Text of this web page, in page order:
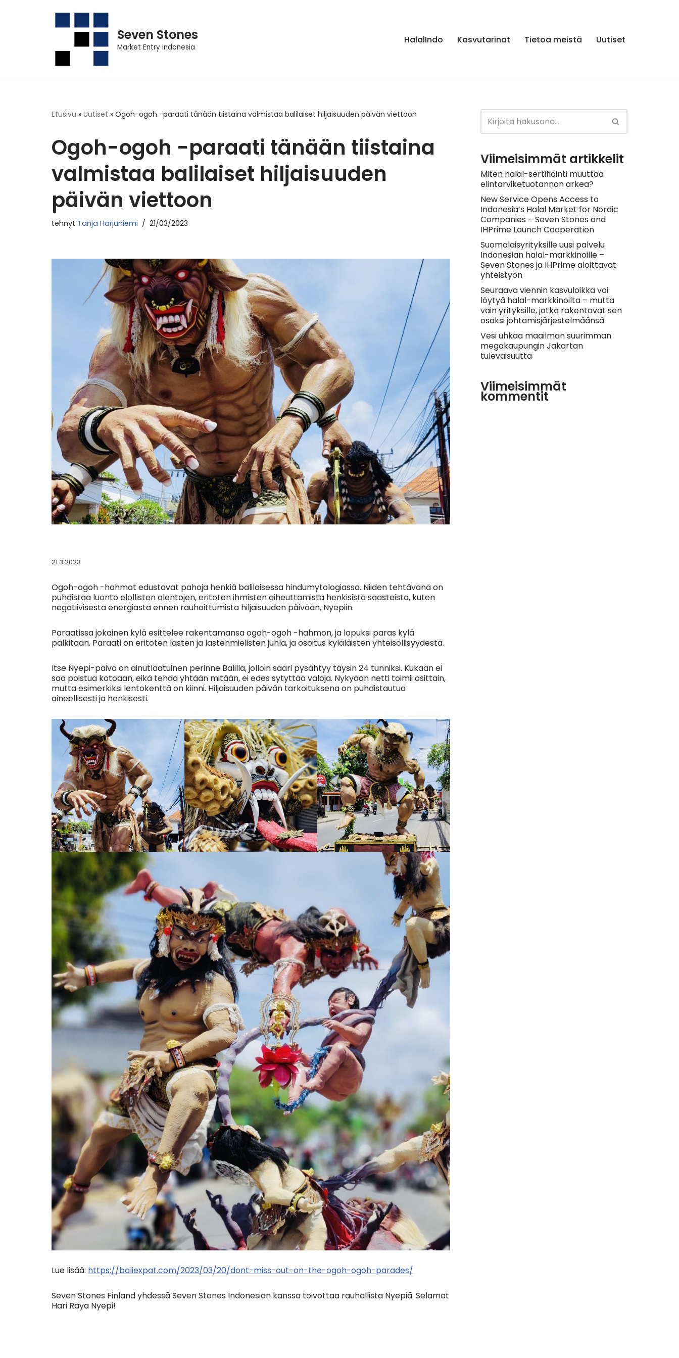
Seven Stones
Market Entry Indonesia
HalalIndo Kasvutarinat Tietoa meistä Uutiset
Etusivu » Uutiset » Ogoh-ogoh -paraati tänään tiistaina valmistaa balilaiset hiljaisuuden päivän viettoon
Ogoh-ogoh -paraati tänään tiistaina
valmistaa balilaiset hiljaisuuden
päivän viettoon
tehnyt Tanja Harjuniemi 21/03/2023
21.3.2023
Ogoh-ogoh -hahmot edustavat pahoja henkiä balilaisessa hindumytologiassa. Niiden tehtävänä on
puhdistaa luonto elollisten olentojen, eritoten ihmisten aiheuttamista henkisistä saasteista, kuten
negatiivisesta energiasta ennen rauhoittumista hiljaisuuden päivään, Nyepiin.
Paraatissa jokainen kylä esittelee rakentamansa ogoh-ogoh -hahmon, ja lopuksi paras kylä
palkitaan. Paraati on eritoten lasten ja lastenmielisten juhla, ja osoitus kyläläisten yhteisöllisyydestä.
Itse Nyepi-päivä on ainutlaatuinen perinne Balilla, jolloin saari pysähtyy täysin 24 tunniksi. Kukaan ei
saa poistua kotoaan, eikä tehdä yhtään mitään, ei edes sytyttää valoja. Nykyään netti toimii osittain,
mutta esimerkiksi lentokenttä on kiinni. Hiljaisuuden päivän tarkoituksena on puhdistautua
aineellisesti ja henkisesti.
Lue lisää: https://baliexpat.com/2023/03/20/dont-miss-out-on-the-ogoh-ogoh-parades/
Seven Stones Finland yhdessä Seven Stones Indonesian kanssa toivottaa rauhallista Nyepiä. Selamat
Hari Raya Nyepi!
Viimeisimmät artikkelit
Miten halal-sertifiointi muuttaa
elintarviketuotannon arkea?
New Service Opens Access to
Indonesia’s Halal Market for Nordic
Companies – Seven Stones and
IHPrime Launch Cooperation
Suomalaisyrityksille uusi palvelu
Indonesian halal-markkinoille –
Seven Stones ja IHPrime aloittavat
yhteistyön
Seuraava viennin kasvuloikka voi
löytyä halal-markkinoilta – mutta
vain yrityksille, jotka rakentavat sen
osaksi johtamisjärjestelmäänsä
Vesi uhkaa maailman suurimman
megakaupungin Jakartan
tulevaisuutta
Viimeisimmät
kommentit